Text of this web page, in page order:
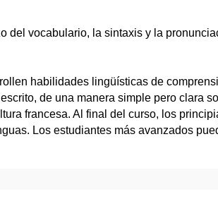
del vocabulario, la sintaxis y la
habilidades lingüísticas de
de una manera simple pero clara
francesa. Al final del curso, los
Los estudiantes más avanzados